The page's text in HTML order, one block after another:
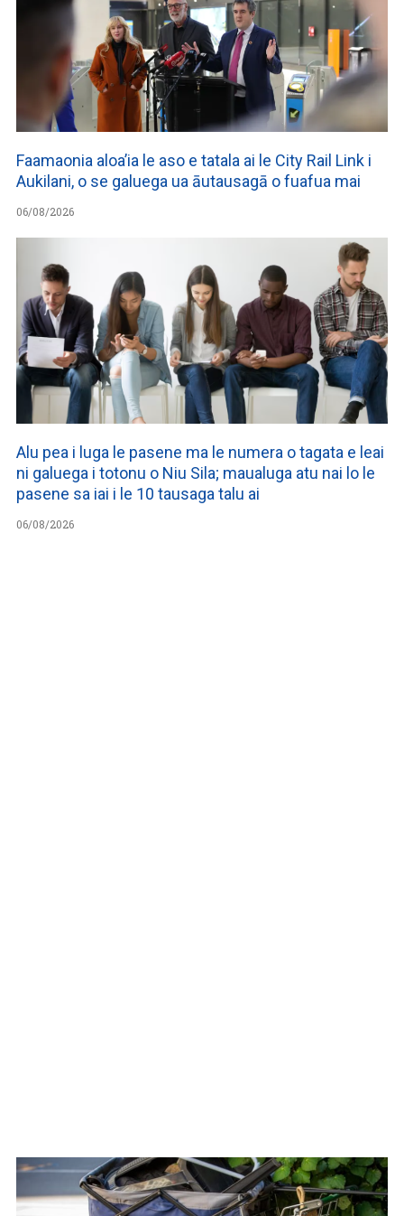
Faamaonia aloa’ia le aso e tatala ai le City Rail Link i
Aukilani, o se galuega ua āutausagā o fuafua mai
06/08/2026
Alu pea i luga le pasene ma le numera o tagata e leai
ni galuega i totonu o Niu Sila; maualuga atu nai lo le
pasene sa iai i le 10 tausaga talu ai
06/08/2026